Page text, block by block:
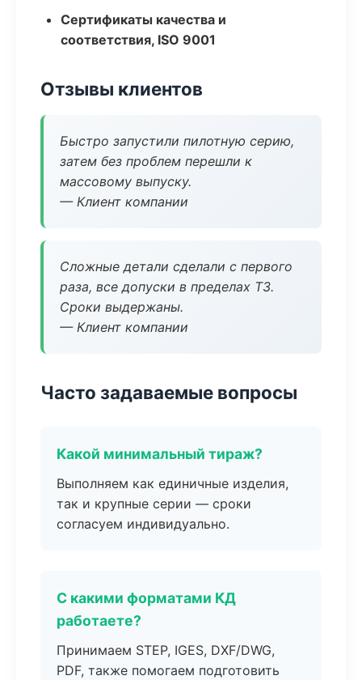
Сертификаты качества и
соответствия, ISO 9001
Отзывы клиентов
Быстро запустили пилотную серию,
затем без проблем перешли к
массовому выпуску.
— Клиент компании
Сложные детали сделали с первого
раза, все допуски в пределах ТЗ.
Сроки выдержаны.
— Клиент компании
Часто задаваемые вопросы
Какой минимальный тираж?
Выполняем как единичные изделия,
так и крупные серии — сроки
согласуем индивидуально.
С какими форматами КД
работаете?
Принимаем STEP, IGES, DXF/DWG,
PDF, также помогаем подготовить